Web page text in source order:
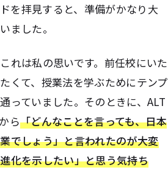
拝見すると、準備がかなり大
ました。
れは私の思いです。前任校にいた
くて、授業法を学ぶためにテンプ
っていました。そのときに、ALT
ら「どんなことを言っても、日本
でしょう」と言われたのが大変
化を示したい」と思う気持ち